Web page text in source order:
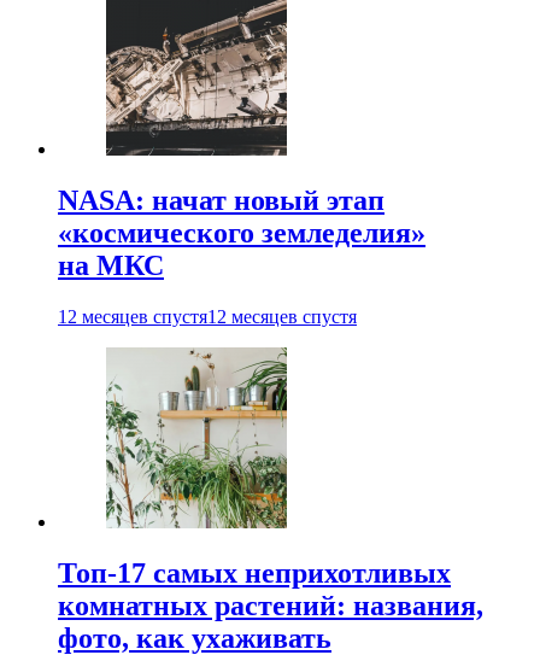
NASA: начат новый этап
«космического земледелия»
на МКС
12 месяцев спустя12 месяцев спустя
Топ-17 самых неприхотливых
комнатных растений: названия,
фото, как ухаживать